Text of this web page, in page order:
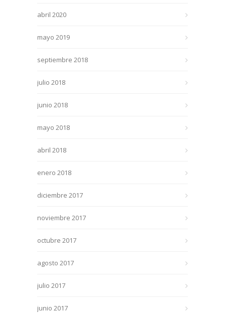
abril 2020
mayo 2019
septiembre 2018
julio 2018
junio 2018
mayo 2018
abril 2018
enero 2018
diciembre 2017
noviembre 2017
octubre 2017
agosto 2017
julio 2017
junio 2017